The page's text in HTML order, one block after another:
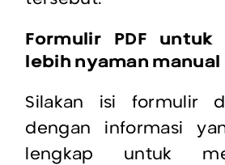
Formulir PDF
lebih nyaman manual
Silakan isi formulir
dengan informasi
lengkap untuk